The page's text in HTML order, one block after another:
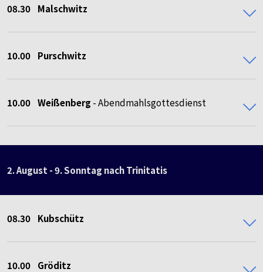
08.30 Malschwitz
10.00 Purschwitz
10.00 Weißenberg - Abendmahlsgottesdienst
2. August - 9. Sonntag nach Trinitatis
08.30 Kubschütz
10.00 Gröditz